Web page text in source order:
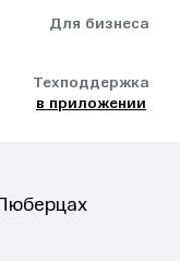
Для бизнеса
Техподдержка
в приложении